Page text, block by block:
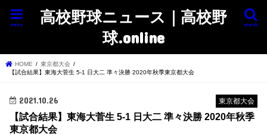
高校野球ニュース｜高校野
球.online
search
menu
HOME
東京都大会
【試合結果】東海大菅生 5-1 日大二 準々決勝 2020年秋季東京都大会
東京都大会
2021.10.26
【試合結果】東海大菅生 5-1 日大二 準々決勝 2020年秋季
東京都大会